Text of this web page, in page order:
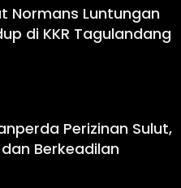
Normans Luntungan
di KKR Tagulandang
Perizinan Sulut,
Berkeadilan